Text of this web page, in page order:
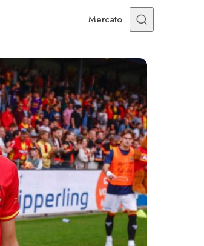
Mercato